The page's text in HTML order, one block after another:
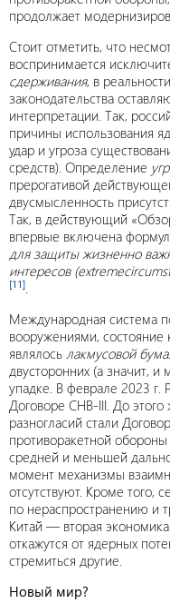
продолжает
Стоит отметить, что
воспринимается
сдерживания, в
законодательства
интерпретации. Так,
причины использования
удар и угроза
средств). Определение
прерогативой
двусмысленность
Так, в действующий
впервые включена
для защиты жизненно
интересов
[11].
Международная система
вооружениями,
являлось лакмусовой
двусторонних (а значит,
упадке. В феврале 2023 г.
Договоре СНВ-III. До
разногласий стали
противоракетной
средней и меньшей
момент механизмы
отсутствуют. Кроме того,
по нераспространению и
Китай — вторая
откажутся от ядерных
стремиться другие.
Новый мир?